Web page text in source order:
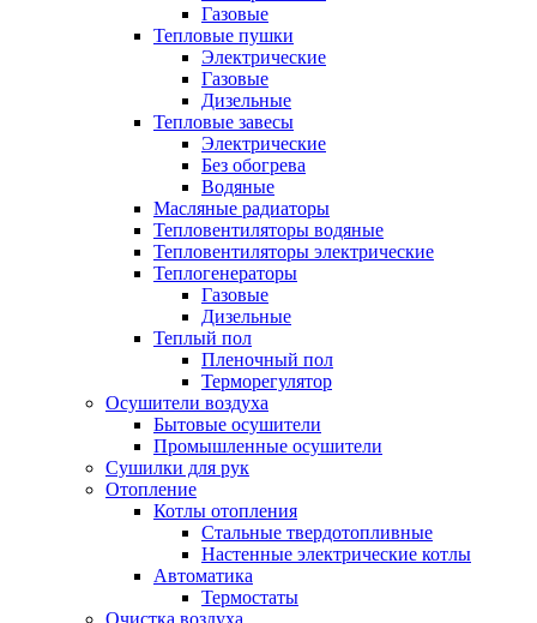
Газовые
Тепловые пушки
Электрические
Газовые
Дизельные
Тепловые завесы
Электрические
Без обогрева
Водяные
Масляные радиаторы
Тепловентиляторы водяные
Тепловентиляторы электрические
Теплогенераторы
Газовые
Дизельные
Теплый пол
Пленочный пол
Терморегулятор
Осушители воздуха
Бытовые осушители
Промышленные осушители
Сушилки для рук
Отопление
Котлы отопления
Стальные твердотопливные
Настенные электрические котлы
Автоматика
Термостаты
Очистка воздуха